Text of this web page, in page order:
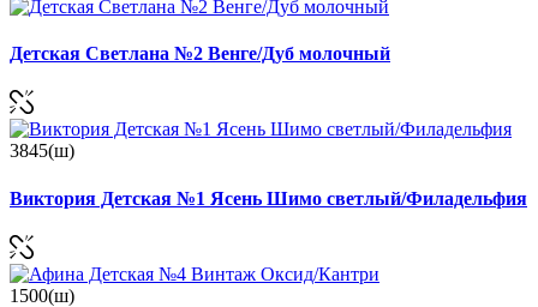
Детская Светлана №2 Венге/Дуб молочный
3845(ш)
Виктория Детская №1 Ясень Шимо светлый/Филадельфия
1500(ш)